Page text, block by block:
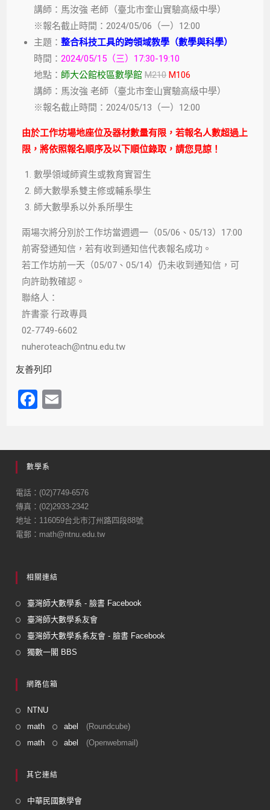
講師：馬汝強 老師（臺北市奎山實驗高級中學）
※報名截止時間：2024/05/06（一）12:00
主題：整合科技工具的跨領域教學（數學與科學）
時間：2024/05/15（三）17:30-19:10
地點： 師大公館校區數學館M210 M106
講師：馬汝強 老師（臺北市奎山實驗高級中學）
※報名截止時間：2024/05/13（一）12:00
由於工作坊場地座位及器材數量有限，若報名人數超過上
限，將依照報名順序及以下順位錄取，請您見諒！
數學領域師資生或教育實習生
師大數學系雙主修或輔系學生
師大數學系以外系所學生
兩場次將分別於工作坊當週週一（05/06、05/13）17:00
前寄發通知信，若有收到通知信代表報名成功。
若工作坊前一天（05/07、05/14）仍未收到通知信，可
向許助教確認。
聯絡人：
許書豪 行政專員
02-7749-6602
nuheroteach@ntnu.edu.tw
友善列印
F
e
b
o
o
k
數學系
電話：(02)7749-6576
傳真：(02)2933-2342
地址：116059台北市汀州路四段88號
電郵：math@ntnu.edu.tw
相關連結
臺灣師大數學系 - 臉書 Facebook
臺灣師大數學系友會
臺灣師大數學系系友會 - 臉書 Facebook
獨數一閣 BBS
網路信箱
NTNU
math
abel
(Roundcube)
math
abel (Openwebmail)
其它連結
中華民國數學會